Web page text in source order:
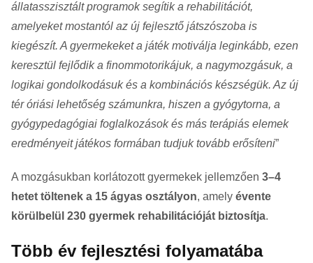
állatasszisztált programok segítik a rehabilitációt,
amelyeket mostantól az új fejlesztő játszószoba is
kiegészít. A gyermekeket a játék motiválja leginkább, ezen
keresztül fejlődik a finommotorikájuk, a nagymozgásuk, a
logikai gondolkodásuk és a kombinációs készségük. Az új
tér óriási lehetőség számunkra, hiszen a gyógytorna, a
gyógypedagógiai foglalkozások és más terápiás elemek
eredményeit játékos formában tudjuk tovább erősíteni”
A mozgásukban korlátozott gyermekek jellemzően 3–4
hetet töltenek a 15 ágyas osztályon, amely évente
körülbelül 230 gyermek rehabilitációját biztosítja.
Több év fejlesztési folyamatába